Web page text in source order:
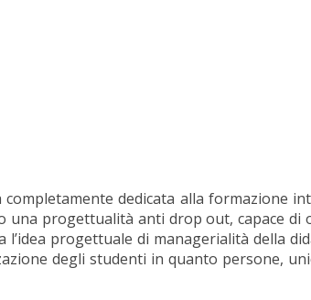
dedicata alla formazione
progettualità anti drop out, capace
progettuale di managerialità della
degli studenti in quanto persone,